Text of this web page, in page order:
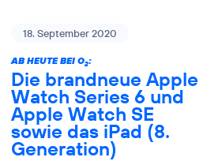
18. September 2020
AB HEUTE BEI O2:
Die brandneue Apple
Watch Series 6 und
Apple Watch SE
sowie das iPad (8.
Generation)